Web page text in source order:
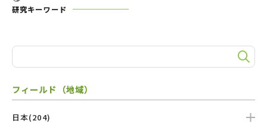
研究キーワード
フィールド（地域）
日本(204)